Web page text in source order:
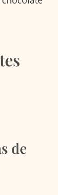
de